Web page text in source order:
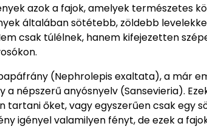
azok a fajok, amelyek természetes
általában sötétebb, zöldebb
csak túlélnek, hanem kifejezetten
(Nephrolepis exaltata), a már
népszerű anyósnyelv (Sansevieria).
tartani őket, vagy egyszerűen csak egy
igényel valamilyen fényt, de ezek a